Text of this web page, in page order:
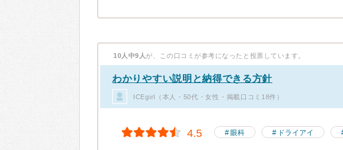
10人中9人 が、この口コミが参考になったと投票しています。
わかりやすい説明と納得できる方針
ICEgirl（本人・50代・女性・掲載口コミ18件）
4.5 眼科 ドライアイ